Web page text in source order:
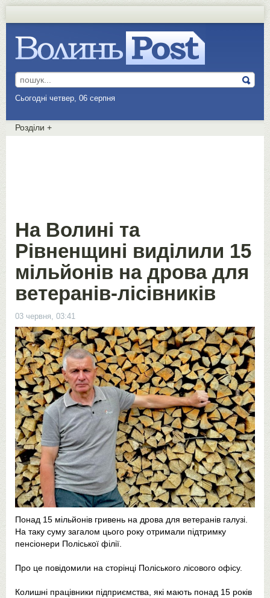
Сьогодні четвер, 06 серпня
Розділи +
На Волині та
Рівненщині виділили 15
мільйонів на дрова для
ветеранів-лісівників
03 червня, 03:41
Понад 15 мільйонів гривень на дрова для ветеранів галузі.
На таку суму загалом цього року отримали підтримку
пенсіонери Поліської філії.
Про це повідомили на сторінці Поліського лісового офісу.
Колишні працівники підприємства, які мають понад 15 років